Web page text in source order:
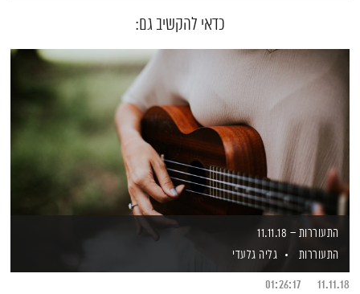
כדאי להקשיב גם:
התעוררות – 11.11.18
התעוררות
גליה גלעדי
11.11.18
01:26:17